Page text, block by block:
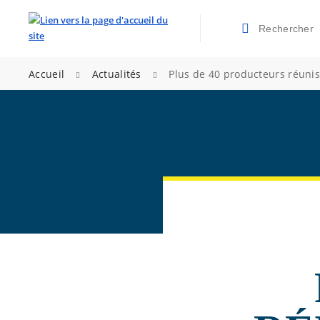
Valider la
Accueil Actualités Plus de 40 producteurs